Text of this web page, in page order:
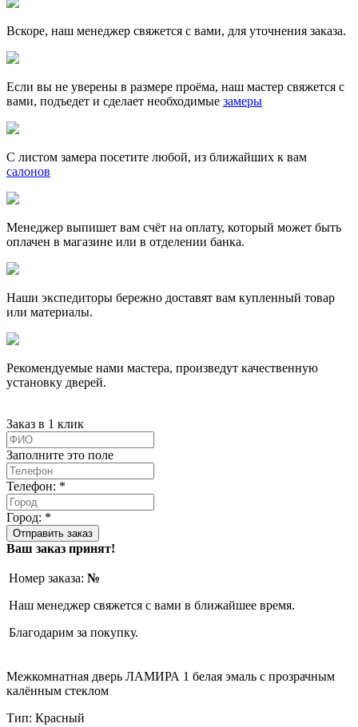
Вскоре, наш менеджер свяжется с вами, для уточнения заказа.
Если вы не уверены в размере проёма, наш мастер свяжется с
вами, подъедет и сделает необходимые замеры
С листом замера посетите любой, из ближайших к вам
салонов
Менеджер выпишет вам счёт на оплату, который может быть
оплачен в магазине или в отделении банка.
Наши экспедиторы бережно доставят вам купленный товар
или материалы.
Рекомендуемые нами мастера, произведут качественную
установку дверей.
Заказ в 1 клик
Заполните это поле
Телефон: *
Город: *
Ваш заказ принят!
Номер заказа: №
Наш менеджер свяжется с вами в ближайшее время.
Благодарим за покупку.
Межкомнатная дверь ЛАМИРА 1 белая эмаль с прозрачным
калённым стеклом
Тип: Красный